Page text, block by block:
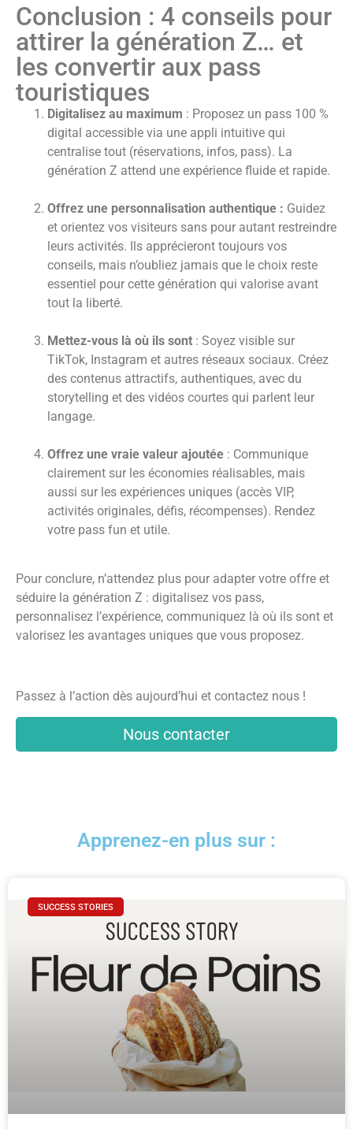
Conclusion : 4 conseils pour
attirer la génération Z… et
les convertir aux pass
touristiques
Digitalisez au maximum : Proposez un pass 100 %
digital accessible via une appli intuitive qui
centralise tout (réservations, infos, pass). La
génération Z attend une expérience fluide et rapide.
Offrez une personnalisation authentique : Guidez
et orientez vos visiteurs sans pour autant restreindre
leurs activités. Ils apprécieront toujours vos
conseils, mais n’oubliez jamais que le choix reste
essentiel pour cette génération qui valorise avant
tout la liberté.
Mettez-vous là où ils sont : Soyez visible sur
TikTok, Instagram et autres réseaux sociaux. Créez
des contenus attractifs, authentiques, avec du
storytelling et des vidéos courtes qui parlent leur
langage.
Offrez une vraie valeur ajoutée : Communique
clairement sur les économies réalisables, mais
aussi sur les expériences uniques (accès VIP,
activités originales, défis, récompenses). Rendez
votre pass fun et utile.
Pour conclure, n’attendez plus pour adapter votre offre et
séduire la génération Z : digitalisez vos pass,
personnalisez l’expérience, communiquez là où ils sont et
valorisez les avantages uniques que vous proposez.
Passez à l’action dès aujourd’hui et contactez nous !
Nous contacter
Apprenez-en plus sur :
SUCCESS STORIES